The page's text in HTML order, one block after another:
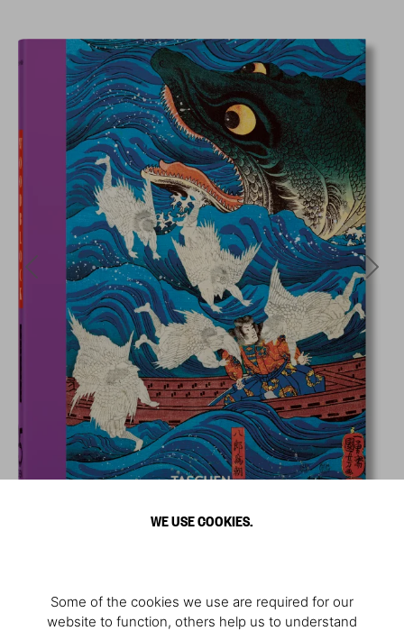
WE USE COOKIES.
Some of the cookies we use are required for our
website to function, others help us to understand